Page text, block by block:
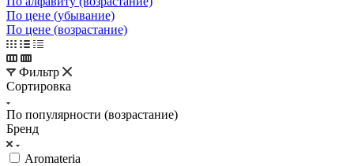
По цене (убывание)
По цене (возрастание)
Фильтр
Сортировка
По популярности (возрастание)
Бренд
Aromateria